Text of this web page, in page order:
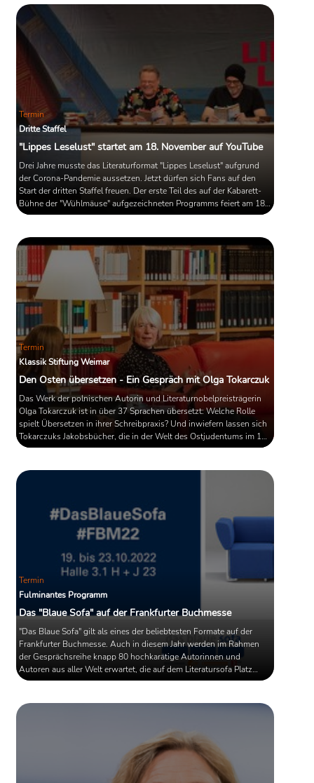
thesen, temperamente" hat mit den AutorInnen über ihre Werke
gesprochen und wollte wissen, wie gefährlich die aktuelle ...
Termin
Dritte Staffel
"Lippes Leselust" startet am 18. November auf YouTube
Drei Jahre musste das Literaturformat "Lippes Leselust" aufgrund
der Corona-Pandemie aussetzen. Jetzt dürfen sich Fans auf den
Start der dritten Staffel freuen. Der erste Teil des auf der Kabarett-
Bühne der "Wühlmäuse" aufgezeichneten Programms feiert am 18.
November um 21 Uhr auf YouTube Premiere.
Termin
Klassik Stiftung Weimar
Den Osten übersetzen - Ein Gespräch mit Olga Tokarczuk
Das Werk der polnischen Autorin und Literaturnobelpreisträgerin
Olga Tokarczuk ist in über 37 Sprachen übersetzt: Welche Rolle
spielt Übersetzen in ihrer Schreibpraxis? Und inwiefern lassen sich
Tokarczuks Jakobsbücher, die in der Welt des Ostjudentums im 18.
Jahrhundert spielen, auch als Produkt eines Übersetzungsvorgangs
Termin
Fulminantes Programm
Das "Blaue Sofa" auf der Frankfurter Buchmesse
"Das Blaue Sofa" gilt als eines der beliebtesten Formate auf der
Frankfurter Buchmesse. Auch in diesem Jahr werden im Rahmen
der Gesprächsreihe knapp 80 hochkarätige Autorinnen und
Autoren aus aller Welt erwartet, die auf dem Literatursofa Platz
nehmen und über ihre Bücher sprechen werden. Mit dabei sind
Husumer Autorin Dörte Hansen und der österreichische